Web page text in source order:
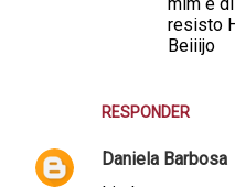
RESPONDER
resisto
Beiiijo
Daniela Barbosa